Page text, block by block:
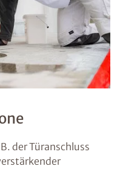
der Türanschluss